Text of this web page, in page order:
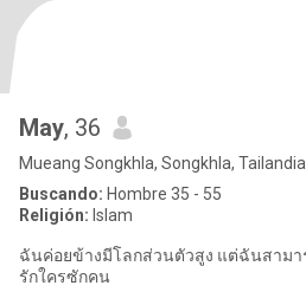
May, 36
Mueang Songkhla, Songkhla, Tailandia
Buscando: Hombre 35 - 55
Religión: Islam
ฉันค่อยข้างมีโลกส่วนตัวสูง แต่ฉันสาม
รักใครซักคน